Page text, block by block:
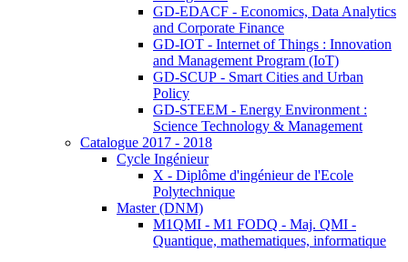
GD-EDACF - Economics, Data Analytics
and Corporate Finance
GD-IOT - Internet of Things : Innovation
and Management Program (IoT)
GD-SCUP - Smart Cities and Urban
Policy
GD-STEEM - Energy Environment :
Science Technology & Management
Catalogue 2017 - 2018
Cycle Ingénieur
X - Diplôme d'ingénieur de l'Ecole
Polytechnique
Master (DNM)
M1QMI - M1 FODQ - Maj. QMI -
Quantique, mathematiques, informatique